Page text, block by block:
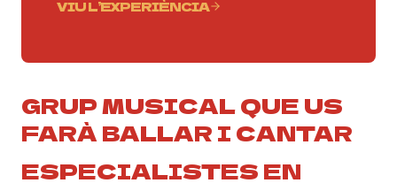
VIU L’EXPERIÈNCIA
GRUP MUSICAL QUE US
FARÀ BALLAR I CANTAR
ESPECIALISTES EN